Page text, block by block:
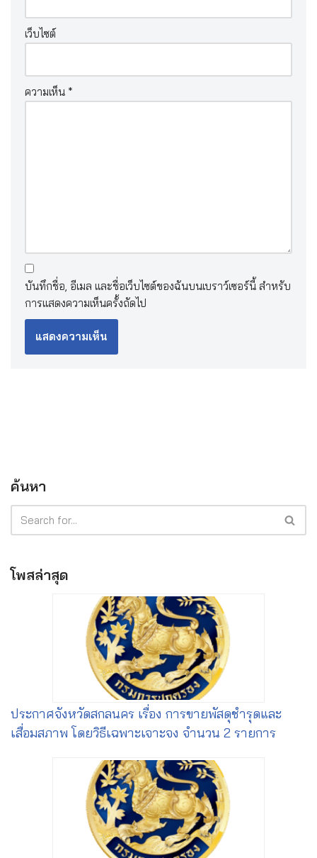
เว็บไซต์
ความเห็น *
บันทึกชื่อ, อีเมล และชื่อเว็บไซต์ของฉันบนเบราว์เซอร์นี้ สำหรับ
การแสดงความเห็นครั้งถัดไป
ค้นหา
โพสล่าสุด
ประกาศจังหวัดสกลนคร เรื่อง การขายพัสดุชำรุดและ
เสื่อมสภาพ โดยวิธีเฉพาะเจาะจง จำนวน 2 รายการ